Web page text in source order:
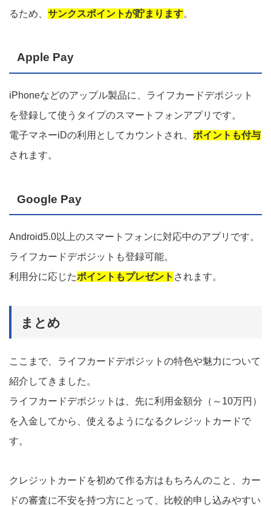
るため、 サンクスポイントが貯まります。
Apple Pay
iPhoneなどのアップル製品に、ライフカードデポジット
を登録して使うタイプのスマートフォンアプリです。
電子マネーiDの利用としてカウントされ、 ポイントも付与
されます。
Google Pay
Android5.0以上のスマートフォンに対応中のアプリです。
ライフカードデポジットも登録可能。
利用分に応じたポイントもプレゼント されます。
まとめ
ここまで、ライフカードデポジットの特色や魅力について
紹介してきました。
ライフカードデポジットは、先に利用金額分（～10万円）
を入金してから、使えるようになるクレジットカードで
す。
クレジットカードを初めて作る方はもちろんのこと、カー
ドの審査に不安を持つ方にとって、比較的申し込みやすい